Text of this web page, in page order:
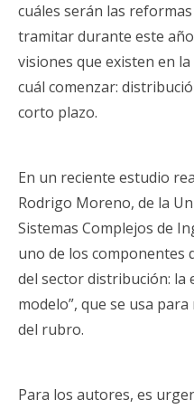
cuáles serán las
tramitar durante este
visiones que existen en
cuál comenzar:
corto plazo.
En un reciente estudio
Rodrigo Moreno, de la
Sistemas Complejos de
uno de los componentes
del sector distribución: la
modelo”, que se usa
del rubro.
Para los autores, es